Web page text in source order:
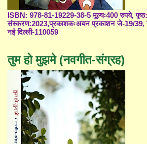
ISBN: 978-81-19229-38-5 मूल्यः400 रुपये,
संस्करण:2023,प्रकाशकःअयन प्रकाशन जे-19/39,
नई दिल्ली-110059
तुम हो मुझमे (नवगीत-संग्रह)